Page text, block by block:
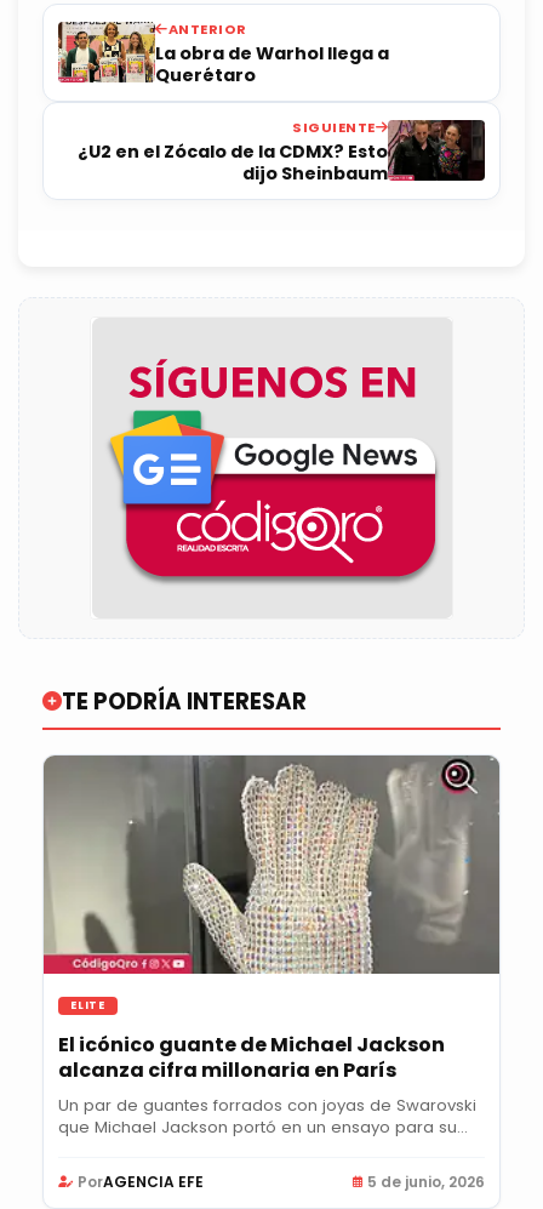
ANTERIOR
La obra de Warhol llega a
Querétaro
SIGUIENTE
¿U2 en el Zócalo de la CDMX? Esto
dijo Sheinbaum
TE PODRÍA INTERESAR
ELITE
El icónico guante de Michael Jackson
alcanza cifra millonaria en París
Un par de guantes forrados con joyas de Swarovski
que Michael Jackson portó en un ensayo para su...
PorAGENCIA EFE 5 de junio, 2026